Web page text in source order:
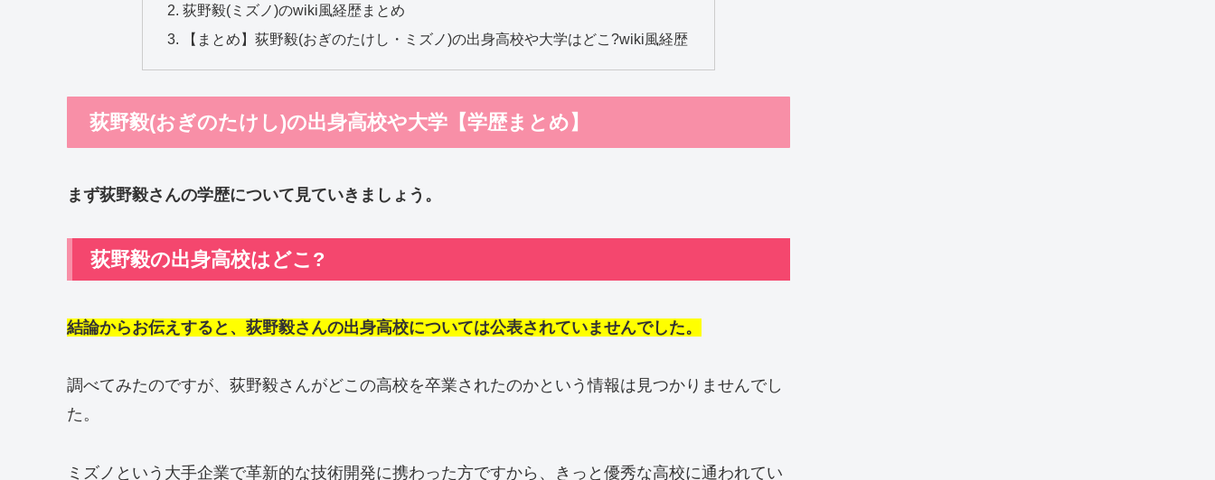
荻野毅(ミズノ)のwiki風経歴まとめ
【まとめ】荻野毅(おぎのたけし・ミズノ)の出身高校や大学はどこ?wiki風経歴
荻野毅(おぎのたけし)の出身高校や大学【学歴まとめ】
まず荻野毅さんの学歴について見ていきましょう。
荻野毅の出身高校はどこ?
結論からお伝えすると、荻野毅さんの出身高校については公表されていませんでした。
調べてみたのですが、荻野毅さんがどこの高校を卒業されたのかという情報は見つかりませんでし
た。
ミズノという大手企業で革新的な技術開発に携わった方ですから、きっと優秀な高校に通われてい